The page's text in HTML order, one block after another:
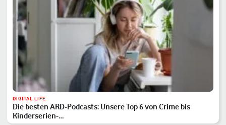
DIGITAL LIFE
Die besten ARD-Podcasts: Unsere Top 6 von Crime bis
Kinderserien-…